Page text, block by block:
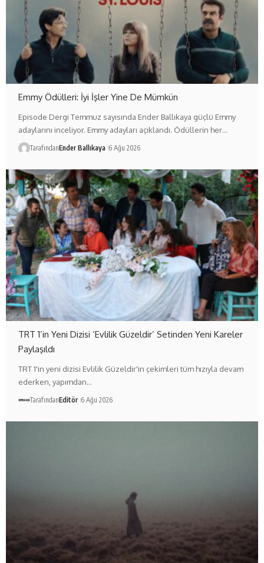
Emmy Ödülleri: İyi İşler Yine De Mümkün
Episode Dergi Temmuz sayısında Ender Ballıkaya güçlü Emmy
adaylarını inceliyor. Emmy adayları açıklandı. Ödüllerin her…
TarafındanEnder Ballıkaya 6 Ağu 2026
TRT 1’in Yeni Dizisi ‘Evlilik Güzeldir’ Setinden Yeni Kareler
Paylaşıldı
TRT 1'in yeni dizisi Evlilik Güzeldir'in çekimleri tüm hızıyla devam
ederken, yapımdan…
TarafındanEditör 6 Ağu 2026